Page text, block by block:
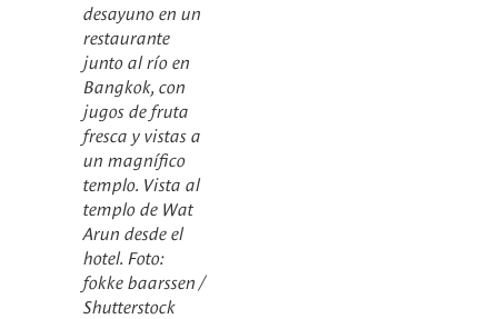
desayuno en un
restaurante
junto al río en
Bangkok, con
jugos de fruta
fresca y vistas a
un magnífico
templo. Vista al
templo de Wat
Arun desde el
hotel. Foto:
fokke baarssen /
Shutterstock